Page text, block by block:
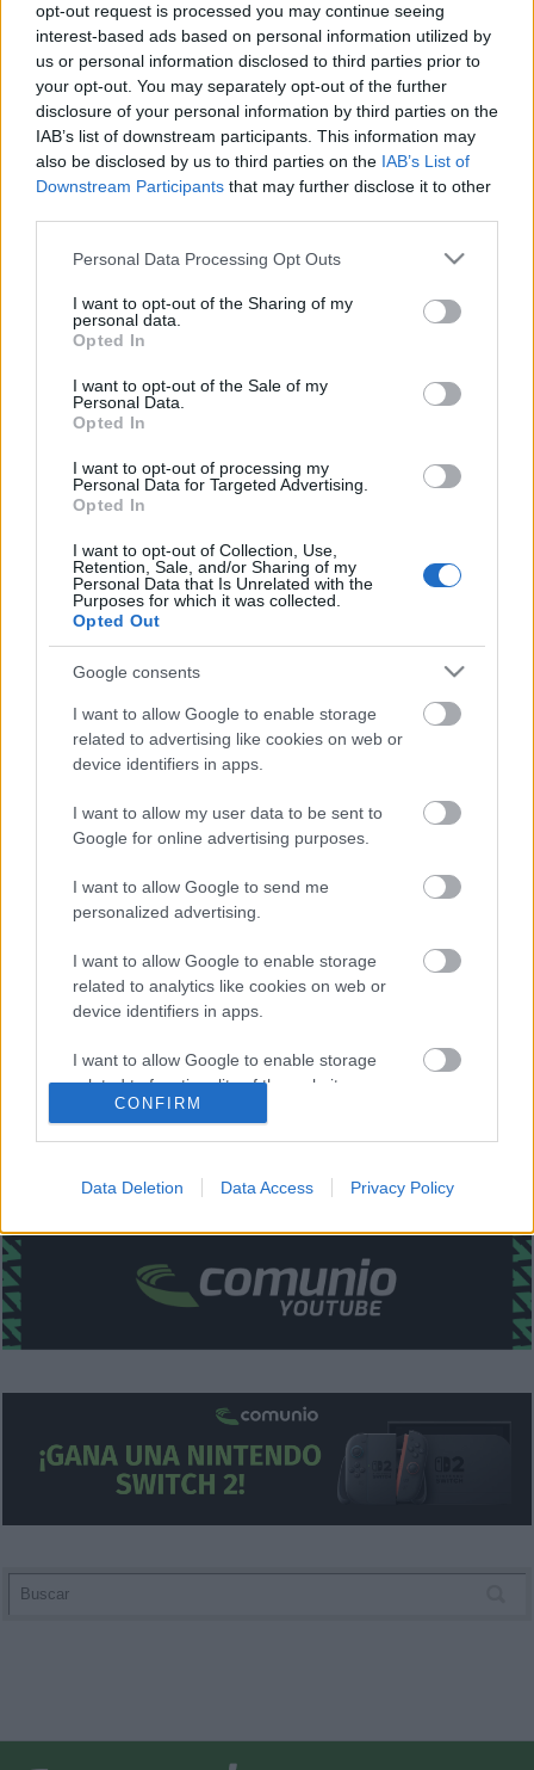
opt-out request is processed you may continue seeing
interest-based ads based on personal information utilized by
us or personal information disclosed to third parties prior to
your opt-out. You may separately opt-out of the further
disclosure of your personal information by third parties on the
IAB’s list of downstream participants. This information may
also be disclosed by us to third parties on the IAB’s List of
Downstream Participants that may further disclose it to other
Please note that this website/app uses one or more Google
not limited to your visit or usage behaviour. You may click to
grant or deny consent to Google and its third-party tags to
use your data for below specified purposes in below Google
consent section.
Personal Data Processing Opt Outs
I want to opt-out of the Sharing of my
personal data.
Opted In
I want to opt-out of the Sale of my
Personal Data.
Opted In
I want to opt-out of processing my
Personal Data for Targeted Advertising.
Opted In
I want to opt-out of Collection, Use,
Retention, Sale, and/or Sharing of my
Personal Data that Is Unrelated with the
Purposes for which it was collected.
Opted Out
Google consents
I want to allow Google to enable storage
related to advertising like cookies on web or
device identifiers in apps.
I want to allow my user data to be sent to
Google for online advertising purposes.
I want to allow Google to send me
personalized advertising.
I want to allow Google to enable storage
related to analytics like cookies on web or
device identifiers in apps.
I want to allow Google to enable storage
related to functionality of the website or app.
related to security, including authentication
functionality and fraud prevention, and other
user protection.
CONFIRM
Data Deletion Data Access Privacy Policy
Posible alineación : Reina – Maffeo (Sastre), Valjent,
Russo, Jaume Costa – Iddrisu Baba (Battaglia), Salva
Sevilla, Amath, Lago Junior, Dani Rodríguez – Fer Niño.
Estos jugadores son baja: Raíllo (tobillo), Kubo (rodilla),
Kang-In Lee (sancionado), Battaglia (sancionado).
Posibles modificaciones: Luis García puede hacer
dónde jugadores como Amath y Fer Niño volverán al once
tras ser suplentes contra el Valencia.
Ganadores valor mercado (16-22 octubre): RDT, el
más demandado
El mercado sigue con su tendencia
a la baja y se ha devaluado en 21
incrementaron mucho su valor
como es el caso de RDT. Estos
han sido los cinco ganadores de la
Posible alineación: Bono – Navas (Montiel), Diego Carlos,
Koundé, Acuña – Fernando, Joan Jordán, Rakitic (Papu
Gómez) – Ocampos, Suso (Lamela), Rafa Mir.
Estos jugadores son baja : Rekik (lesión muscular).
Estos jugadores son duda:
Posibles modificaciones: Lopetegui hará rotaciones tras la
victoria por 5-3 contra el Levante. Jugadores como Joan
que Bono quien debería volver a la portería.
¿Aún no juegas a Comunio? Regístrate, ¡gratis!